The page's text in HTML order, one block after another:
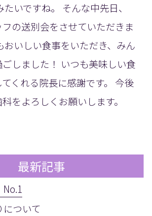
いですね。 そんな中先日、
の送別会をさせていただきま
おいしい食事をいただき、みん
しました！ いつも美味しい食
くれる院長に感謝です。 今後
をよろしくお願いします。
最新記事
ついて